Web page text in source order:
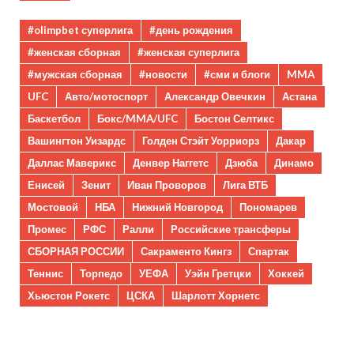
#olimpbet суперлига
#день рождения
#женская сборная
#женская суперлига
#мужская сборная
#новости #сми и блоги
MMA
UFC
Авто/мотоспорт Александр Овечкин
Астана
Баскетбол
Бокс/MMA/UFC
Бостон Селтикс
Вашингтон Уизардс
Голден Стэйт Уорриорз
Дакар
Даллас Маверикс
Денвер Наггетс Дзюба
Динамо
Енисей
Зенит Иван Проворов
Лига ВТБ
Мостовой
НБА Нижний Новгород
Пономарев
Промес
РФС Ралли
Российские трансферы
СБОРНАЯ РОССИИ
Сакраменто Кингз
Спартак
Теннис
Торпедо УЕФА Уэйн Гретцки
Хоккей
Хьюстон Рокетс
ЦСКА Шарлотт Хорнетс